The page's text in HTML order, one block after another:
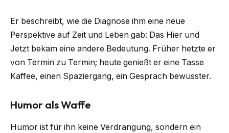
Er beschreibt, wie die Diagnose ihm eine neue
Perspektive auf Zeit und Leben gab: Das Hier und
Jetzt bekam eine andere Bedeutung. Früher hetzte er
von Termin zu Termin; heute genießt er eine Tasse
Kaffee, einen Spaziergang, ein Gespräch bewusster.
Humor als Waffe
Humor ist für ihn keine Verdrängung, sondern ein